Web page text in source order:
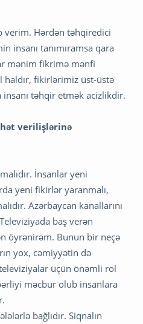
verim. Hərdən təhqiredici
insanı tanımıramsa qara
mənim fikrimə mənfi
fikirlərimiz üst-üstə
təhqir etmək acizlikdir.
verilişlərinə
İnsanlar yeni
yeni fikirlər yaranmalı,
Azərbaycan kanallarını
baş verən
öyrənirəm. Bunun bir neçə
yox, cəmiyyətin də
üçün önəmli rol
məcbur olub insanlara
bağlıdır. Siqnalın